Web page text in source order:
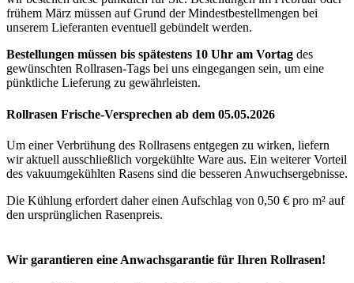
frühem März müssen auf Grund der Mindestbestellmengen bei
unserem Lieferanten eventuell gebündelt werden.
Bestellungen müssen bis spätestens 10 Uhr am Vortag des
gewünschten Rollrasen-Tags bei uns eingegangen sein, um eine
pünktliche Lieferung zu gewährleisten.
Rollrasen Frische-Versprechen ab dem 05.05.2026
Um einer Verbrühung des Rollrasens entgegen zu wirken, liefern
wir aktuell ausschließlich vorgekühlte Ware aus. Ein weiterer Vorteil
des vakuumgekühlten Rasens sind die besseren Anwuchsergebnisse.
Die Kühlung erfordert daher einen Aufschlag von 0,50 € pro m² auf
den ursprünglichen Rasenpreis.
Wir garantieren eine Anwachsgarantie für Ihren Rollrasen!